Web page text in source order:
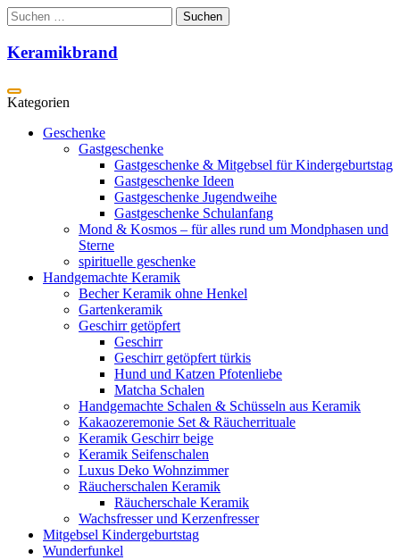
Zum
Inhalt
springen
Suchen
nach:
Keramikbrand
Geschenke
Gastgeschenke
Gastgeschenke & Mitgebsel für Kindergeburtstag
Gastgeschenke Ideen
Gastgeschenke Jugendweihe
Gastgeschenke Schulanfang
Mond & Kosmos – für alles rund um Mondphasen und
Sterne
spirituelle geschenke
Handgemachte Keramik
Becher Keramik ohne Henkel
Gartenkeramik
Geschirr getöpfert
Geschirr
Geschirr getöpfert türkis
Hund und Katzen Pfotenliebe
Matcha Schalen
Handgemachte Schalen & Schüsseln aus Keramik
Kakaozeremonie Set & Räucherrituale
Keramik Geschirr beige
Keramik Seifenschalen
Luxus Deko Wohnzimmer
Räucherschalen Keramik
Räucherschale Keramik
Wachsfresser und Kerzenfresser
Mitgebsel Kindergeburtstag
Wunderfunkel